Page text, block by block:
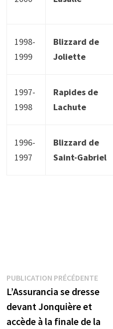
1998-
1999
Blizzard de
Joliette
1997-
1998
Rapides de
Lachute
1996-
1997
Blizzard de
Saint-Gabriel
Navigation
de
l’article
PUBLICATION PRÉCÉDENTE
L’Assurancia se dresse
devant Jonquière et
accède à la finale de la